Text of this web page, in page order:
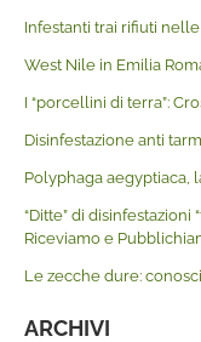
Infestanti trai rifiuti
West Nile in Emilia
I “porcellini di terra”:
Disinfestazione anti
Polyphaga aegyptiaca,
“Ditte” di disinfestazioni
Riceviamo e
Le zecche dure:
ARCHIVI